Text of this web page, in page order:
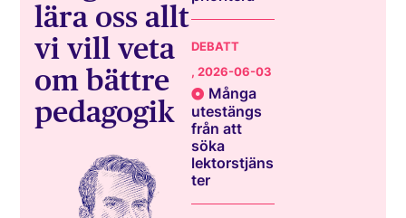
lära oss allt
vi vill veta
om bättre
pedagogik
DEBATT
, 2026-06-03
Många
utestängs
från att
söka
lektorstjäns
ter